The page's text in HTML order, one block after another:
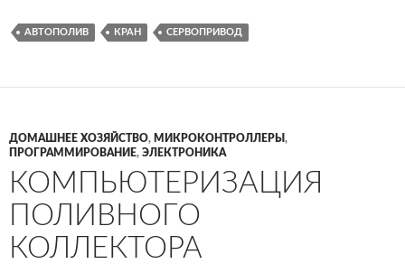
АВТОПОЛИВ КРАН СЕРВОПРИВОД
ДОМАШНЕЕ ХОЗЯЙСТВО, МИКРОКОНТРОЛЛЕРЫ ,
ПРОГРАММИРОВАНИЕ, ЭЛЕКТРОНИКА
КОМПЬЮТЕРИЗАЦИЯ
ПОЛИВНОГО
КОЛЛЕКТОРА